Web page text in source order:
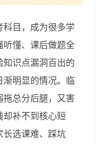
目，成为很多学
听懂、课后做题全
识点漏洞百出的
渐明显的情况。临
总分后腿，又害
却补不到核心短
长选课难、踩坑